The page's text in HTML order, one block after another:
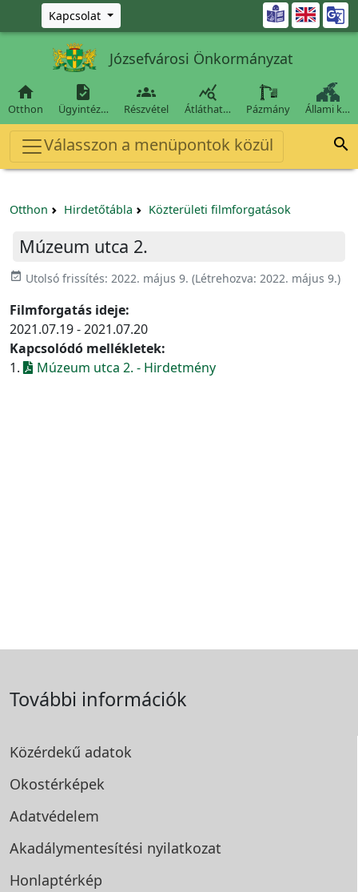
Ugrás a fő tartalomra
Kapcsolat 
Józsefvárosi Önkormányzat

Otthon

Ügyintéz…

Részvétel

Átláthat… Pázmány Állami k…
Válasszon a menüpontok közül 
Otthon Hirdetőtábla Közterületi filmforgatások
Múzeum utca 2.
event_available Utolsó frissítés: 2022. május 9. (Létrehozva: 2022. május 9.)
Filmforgatás ideje:
2021.07.19 - 2021.07.20
Kapcsolódó mellékletek:
1.
Múzeum utca 2. - Hirdetmény
További információk
Közérdekű adatok
Okostérképek
Adatvédelem
Akadálymentesítési nyilatkozat
Honlaptérkép